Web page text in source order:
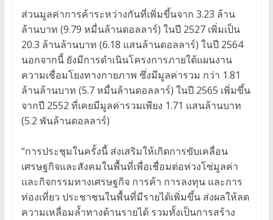
ส่วนมูลค่าการค้าระหว่างกันที่เพิ่มขึ้นจาก 3.23 ล้าน
ล้านบาท (9.79 หมื่นล้านดอลลาร์) ในปี 2527 เพิ่มเป็น
20.3 ล้านล้านบาท (6.18 แสนล้านดอลลาร์) ในปี 2564
นอกจากนี้ ยังมีการดำเนินโครงการภายใต้แผนงาน
ความเชื่อมโยงทางกายภาพ ซึ่งมีมูลค่ารวม กว่า 1.81
ล้านล้านบาท (5.7 หมื่นล้านดอลลาร์) ในปี 2565 เพิ่มขึ้น
จากปี 2552 ที่เคยมีมูลค่ารวมเพียง 1.71 แสนล้านบาท
(5.2 พันล้านดอลลาร์)
“การประชุมในครั้งนี้ ส่งเสริมให้เกิดการขับเคลื่อน
เศรษฐกิจและสังคมในพื้นที่เพื่อเชื่อมต่อห่วงโซ่มูลค่า
และกิจกรรมทางเศรษฐกิจ การค้า การลงทุน และการ
ท่องเที่ยว ประชาชนในพื้นที่มีรายได้เพิ่มขึ้น ส่งผลให้ลด
ความเหลื่อมล้ำทางด้านรายได้ รวมทั้งเป็นการสร้าง